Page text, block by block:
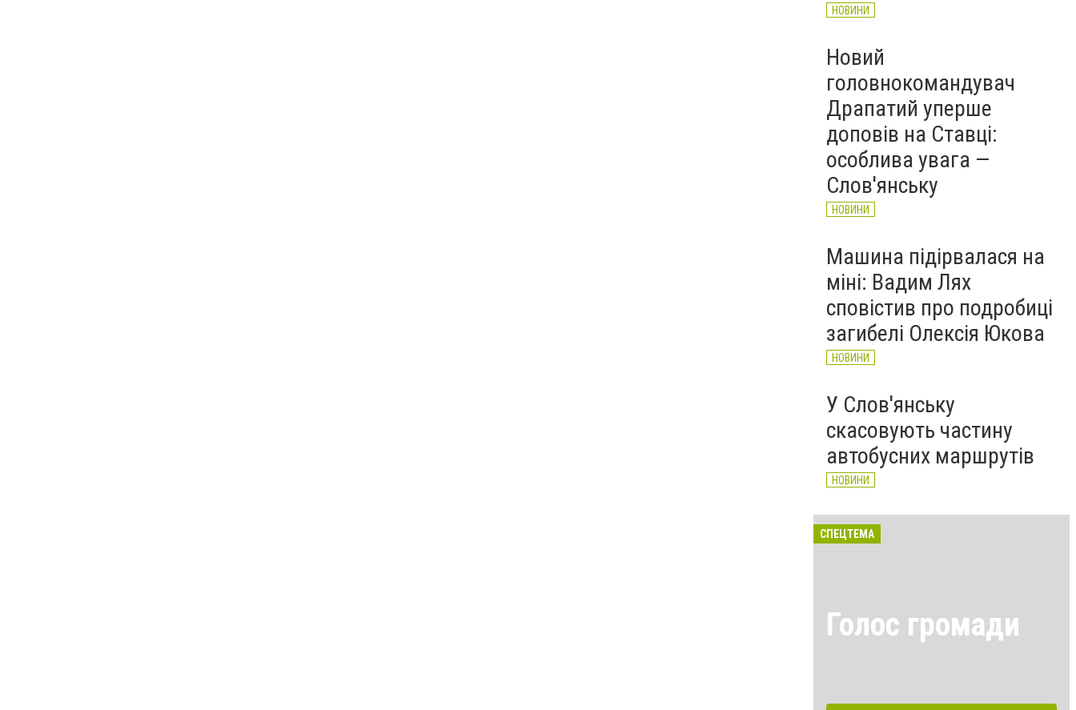
НОВИНИ
Новий
головнокомандувач
Драпатий уперше
доповів на Ставці:
особлива увага —
Слов'янську
НОВИНИ
Машина підірвалася на
міні: Вадим Лях
сповістив про подробиці
загибелі Олексія Юкова
НОВИНИ
У Слов'янську
скасовують частину
автобусних маршрутів
НОВИНИ
СПЕЦТЕМА
Голос громади